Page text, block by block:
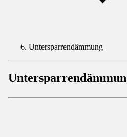
Untersparrendämmung